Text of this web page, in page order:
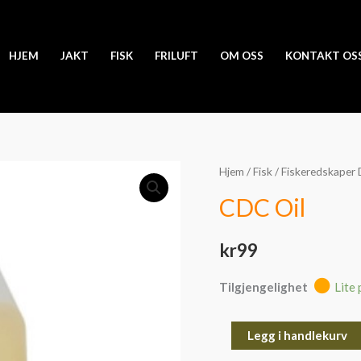
HJEM JAKT FISK FRILUFT OM OSS KONTAKT
Hjem /Fisk/Fiskeredskaper
CDC Oil
kr99
Tilgjengelighet Lite
CDC
antall
Legg i handlekurv